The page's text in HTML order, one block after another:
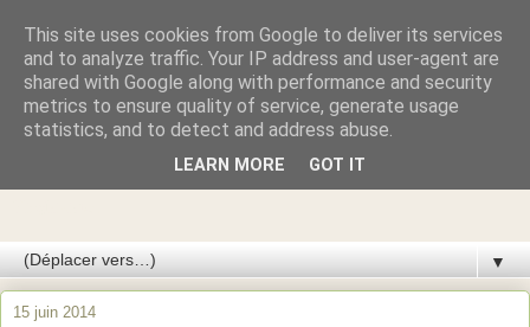
Azawakhs & Taïgans de
GARDE-ÉPÉE
▼
15 juin 2014
This site uses cookies from Google to deliver its services
and to analyze traffic. Your IP address and user-agent are
shared with Google along with performance and security
metrics to ensure quality of service, generate usage
statistics, and to detect and address abuse.
LEARN MORE GOT IT